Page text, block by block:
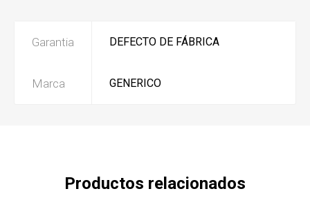
Garantia DEFECTO DE FÁBRICA
Marca GENERICO
Productos relacionados